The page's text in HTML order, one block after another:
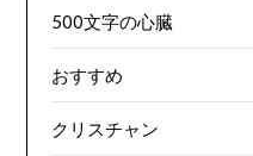
500文字の心臓
おすすめ
クリスチャン